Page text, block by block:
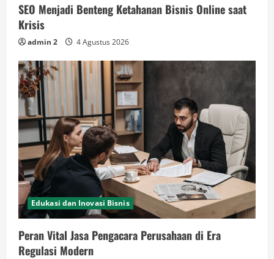
SEO Menjadi Benteng Ketahanan Bisnis Online saat
Krisis
admin 2 4 Agustus 2026
Edukasi dan Inovasi Bisnis
Peran Vital Jasa Pengacara Perusahaan di Era
Regulasi Modern